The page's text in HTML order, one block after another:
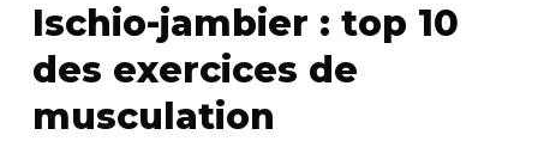
Ischio-jambier : top 10
des exercices de
musculation